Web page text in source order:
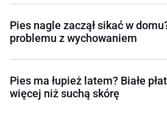
Pies nagle zaczął sikać w
problemu z wychowaniem
Pies ma łupież latem? Białe
więcej niż suchą skórę